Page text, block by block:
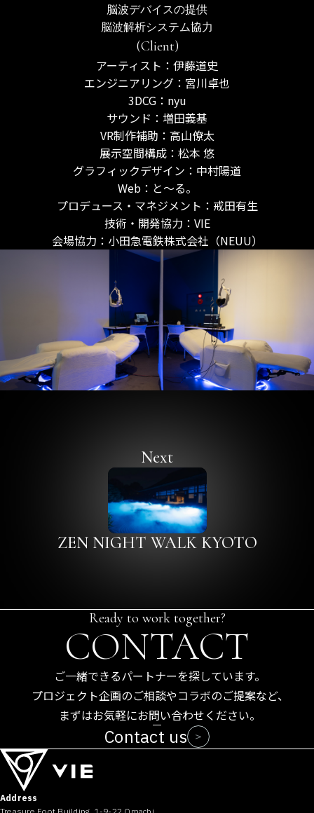
脳波デバイスの提供
脳波解析システム協力
(Client)
アーティスト：伊藤道史
エンジニアリング：宮川卓也
3DCG：nyu
サウンド：増田義基
VR制作補助：高山僚太
展示空間構成：松本 悠
グラフィックデザイン：中村陽道
Web：と〜る。
プロデュース・マネジメント：戒田有生
技術・開発協力：VIE
会場協力：小田急電鉄株式会社（NEUU）
Next
ZEN NIGHT WALK KYOTO
Ready to work together?
CONTACT
ご一緒できるパートナーを探しています。
プロジェクト企画のご相談やコラボのご提案など、
まずはお気軽にお問い合わせください。
Contact us
Address